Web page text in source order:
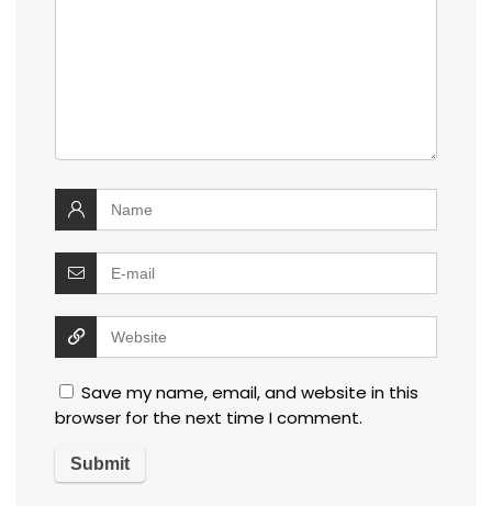
Save my name, email, and website in this
browser for the next time I comment.